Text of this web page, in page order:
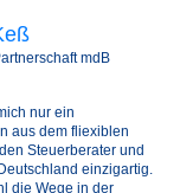
mdB​
nur ein
aus dem fliexiblen
Steuerberater und
einzigartig.
die Wege in der